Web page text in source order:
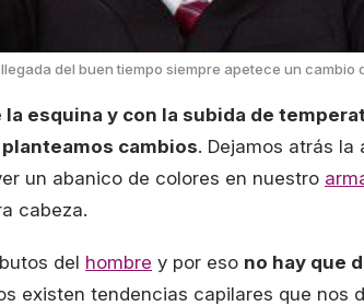
del buen tiempo siempre apetece un cambio
esquina y con la subida de
cambios. Dejamos atrás la
un abanico de colores en nuestro
cabeza.
del hombre y por eso no hay que
existen tendencias capilares que nos